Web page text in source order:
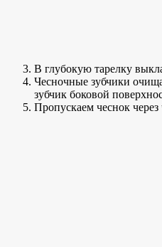
В глубокую тарелку
Чесночные зубчики
зубчик боковой
Пропускаем чеснок